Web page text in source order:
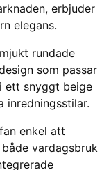
erbjuder
elegans.
rundade
som passar
ett snyggt beige
inredningsstilar.
enkel att
vardagsbruk